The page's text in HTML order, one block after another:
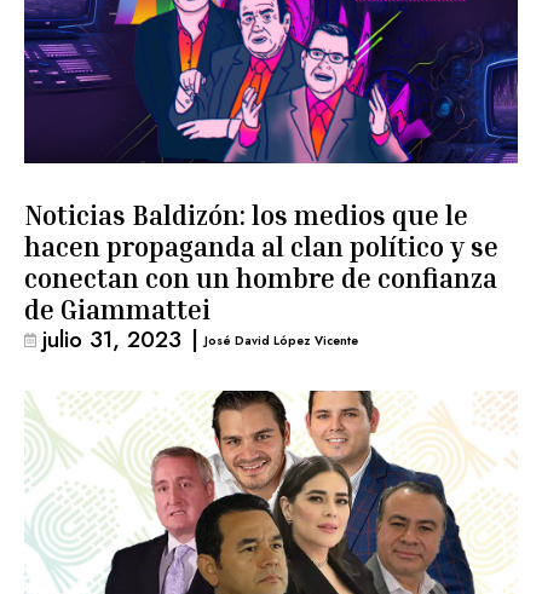
Noticias Baldizón: los medios que le
hacen propaganda al clan político y se
conectan con un hombre de confianza
de Giammattei
julio 31, 2023 | José David López Vicente